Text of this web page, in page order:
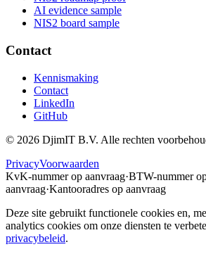
AI evidence sample
NIS2 board sample
Contact
Kennismaking
Contact
LinkedIn
GitHub
© 2026 DjimIT B.V. Alle rechten
PrivacyVoorwaarden
KvK-nummer op aanvraag·BTW-nummer
aanvraag·Kantooradres op aanvraag
Deze site gebruikt functionele cookies en,
analytics cookies om onze diensten te
privacybeleid.